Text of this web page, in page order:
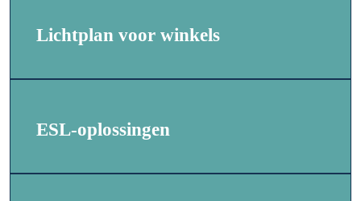
Lichtplan voor winkels
ESL-oplossingen